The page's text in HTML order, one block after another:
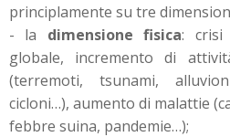
principlamente su tre
- la dimensione fisica: crisi
globale, incremento di
(terremoti, tsunami,
cicloni…), aumento di malattie
febbre suina, pandemie…);